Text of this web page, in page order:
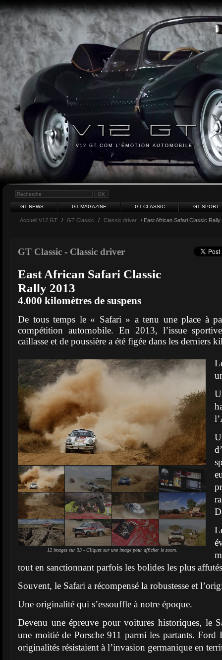
V12 GT.COM L'ÉMOTION AUTOMOBILE
GT NEWS GT MAGAZINE GT CLASSIC GT SPORT
Accueil V12 GT / GT Classic / Classic driver / East African Safari Classic Rally
GT Classic - Classic driver
East African Safari Classic
Rally 2013
4.000 kilomètres de suspens
De tous temps le « Safari » a tenu une place à
compétition automobile. En 2013, l’issue
caillasse et de poussière a été figée dans les derniers
12 images sur 33 - Cliquez sur une image pour afficher le zoom.
tout en sanctionnant parfois les bolides les plus
Souvent, le Safari a récompensé la robustesse et
Une originalité qui s’essouffle à notre époque.
Devenu une épreuve pour voitures historiques, le
une moitié de Porsche 911 parmi les partants. Ford
originalités résistaient à l’invasion germanique en